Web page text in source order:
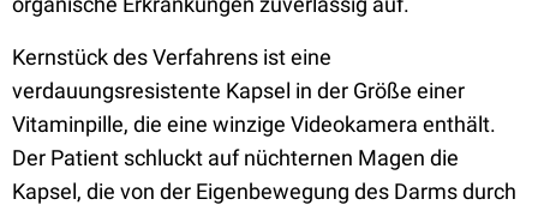
Kernstück des Verfahrens ist eine
verdauungsresistente Kapsel in der Größe einer
Vitaminpille, die eine winzige Videokamera enthält.
Der Patient schluckt auf nüchternen Magen die
Kapsel, die von der Eigenbewegung des Darms durch